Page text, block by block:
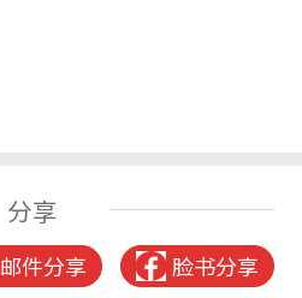
分享
邮件分享 脸书分享